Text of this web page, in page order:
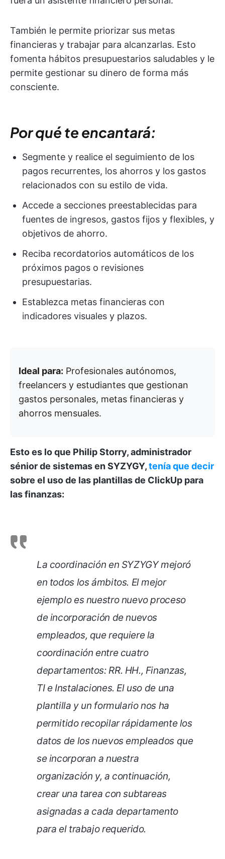
También le permite priorizar sus metas
financieras y trabajar para alcanzarlas. Esto
fomenta hábitos presupuestarios saludables y le
permite gestionar su dinero de forma más
consciente.
Por qué te encantará:
Segmente y realice el seguimiento de los
pagos recurrentes, los ahorros y los gastos
relacionados con su estilo de vida.
Accede a secciones preestablecidas para
fuentes de ingresos, gastos fijos y flexibles, y
objetivos de ahorro.
Reciba recordatorios automáticos de los
próximos pagos o revisiones
presupuestarias.
Establezca metas financieras con
indicadores visuales y plazos.
Ideal para: Profesionales autónomos,
freelancers y estudiantes que gestionan
gastos personales, metas financieras y
ahorros mensuales.
Esto es lo que Philip Storry, administrador
sénior de sistemas en SYZYGY,tenía que decir
sobre el uso de las plantillas de ClickUp para
las finanzas:
La coordinación en SYZYGY mejoró
en todos los ámbitos. El mejor
ejemplo es nuestro nuevo proceso
de incorporación de nuevos
empleados, que requiere la
coordinación entre cuatro
departamentos: RR. HH., Finanzas,
TI e Instalaciones. El uso de una
plantilla y un formulario nos ha
permitido recopilar rápidamente los
datos de los nuevos empleados que
se incorporan a nuestra
organización y, a continuación,
crear una tarea con subtareas
asignadas a cada departamento
para el trabajo requerido.